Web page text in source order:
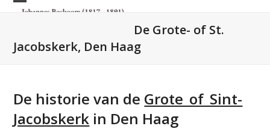
Skip Open
menu
Close
menu
De Grote- of St.
Jacobskerk, Den Haag
De historie van de Grote_of_Sint-
Jacobskerk in Den Haag